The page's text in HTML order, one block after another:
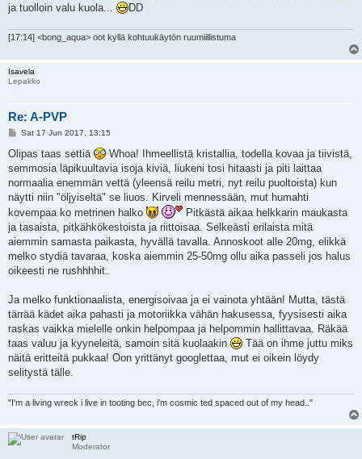
ja tuolloin valu kuola...
DD
[17:14] <bong_aqua> oot kyllä kohtuukäytön ruumiillistuma
Isavela
Lepakko
Re: A-PVP
P
s
Sat 17 Jun 2017, 13:15
Olipas taas settiä
Whoa! Ihmeellistä kristallia, todella kovaa ja tiivistä,
semmosia läpikuultavia isoja kiviä, liukeni tosi hitaasti ja piti laittaa
normaalia enemmän vettä (yleensä reilu metri, nyt reilu puoltoista) kun
näytti niin "öljyiseltä" se liuos. Kirveli mennessään, mut humahti
kovempaa ko metrinen halko
Pitkästä aikaa helkkarin maukasta
ja tasaista, pitkähkökestoista ja riittoisaa. Selkeästi erilaista mitä
aiemmin samasta paikasta, hyvällä tavalla. Annoskoot alle 20mg, elikkä
melko stydiä tavaraa, koska aiemmin 25-50mg ollu aika passeli jos halus
oikeesti ne rushhhhit.
Ja melko funktionaalista, energisoivaa ja ei vainota yhtään! Mutta, tästä
tärrää kädet aika pahasti ja motoriikka vähän hakusessa, fyysisesti aika
raskas vaikka mielelle onkin helpompaa ja helpommin hallittavaa. Räkää
taas valuu ja kyyneleitä, samoin sitä kuolaakin
Tää on ihme juttu miks
näitä eritteitä pukkaa! Oon yrittänyt googlettaa, mut ei oikein löydy
selitystä tälle.
"I'm a living wreck i live in tooting bec, i'm cosmic ted spaced out of my head.."
tRip
Moderator